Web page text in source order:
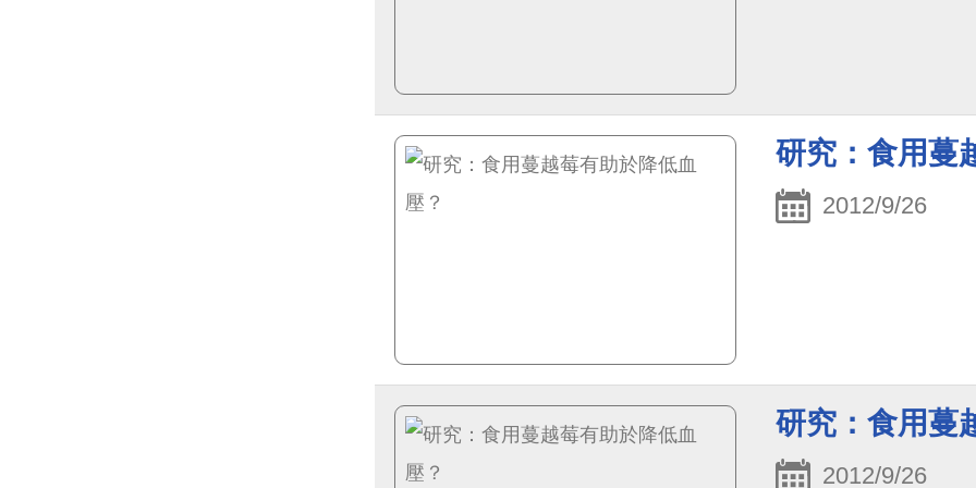
研究：食用蔓
2012/9/26
研究：食用蔓
2012/9/26